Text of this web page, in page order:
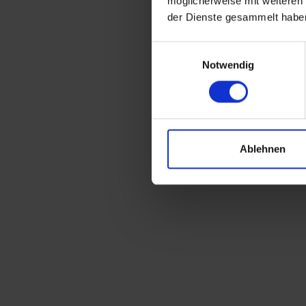
der Dienste gesammelt
Notwendig
Ablehnen